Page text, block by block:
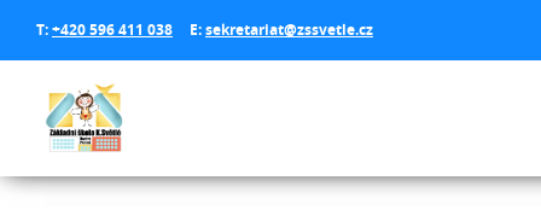
T:+420 596 411 038 E:sekretariat@zssvetle.cz